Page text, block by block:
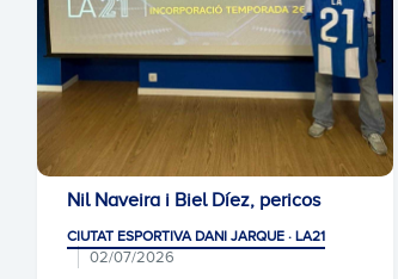
Nil Naveira i Biel Díez, pericos
CIUTAT ESPORTIVA DANI JARQUE · LA21
02/07/2026